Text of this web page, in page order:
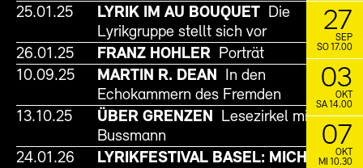
25.01.25
LYRIK IM AU BOUQUET
Die
Lyrikgruppe stellt sich vor
26.01.25
FRANZ HOHLER
Porträt
10.09.25
MARTIN R. DEAN
In den
Echokammern des Fremden
13.10.25
ÜBER GRENZEN
Lesezirkel mit Rudolf
Bussmann
24.01.26
LYRIKFESTIVAL BASEL: MICHAEL
27
SEP
SO 17.00
03
OKT
SA 14.00
07
OKT
MI 10.30